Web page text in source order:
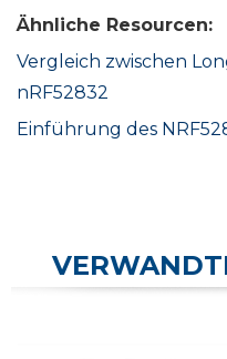
Ähnliche Resourcen:
Vergleich zwischen
nRF52832
Einführung des